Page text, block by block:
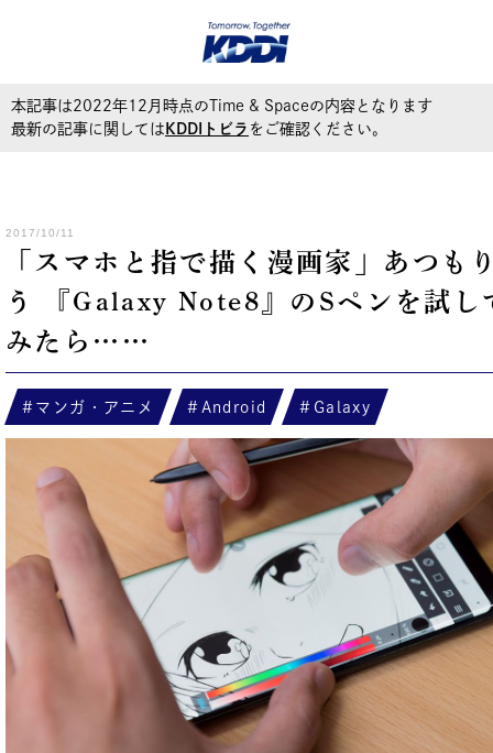
本記事は2022年12月時点のTime & Spaceの内容となります
最新の記事に関しては KDDIトビラ をご確認ください。
2017/10/11
「スマホと指で描く漫画家」あつも
う 『Galaxy Note8』のSペンを試し
みたら……
マンガ・アニメ Android Galaxy